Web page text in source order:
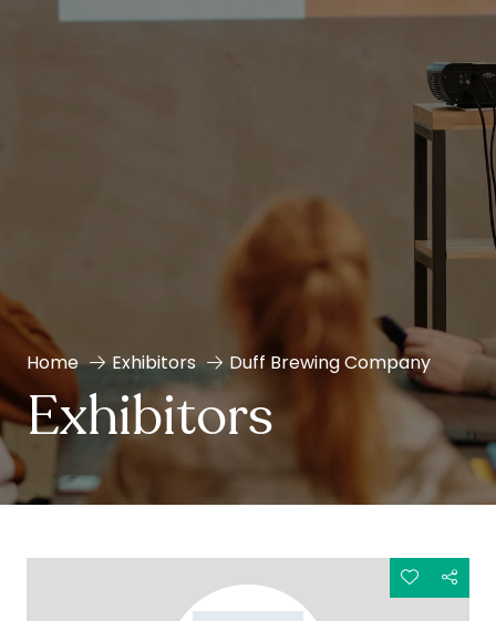
Home Exhibitors Duff Brewing Company
Exhibitors